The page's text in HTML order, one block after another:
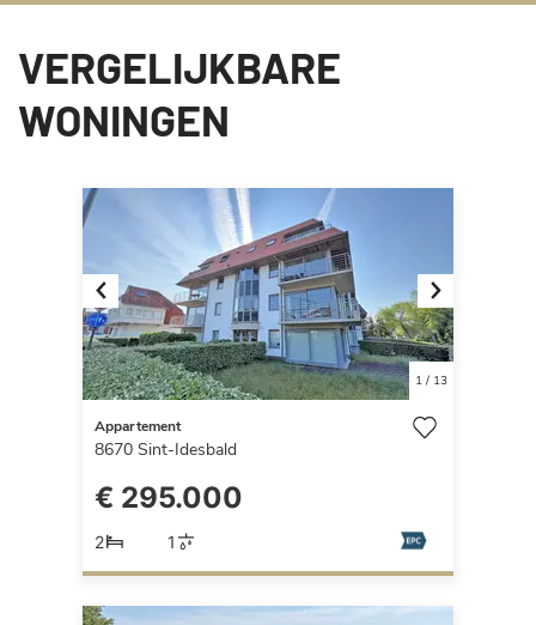
VERGELIJKBARE
WONINGEN
Previous Next
1/ 13
Appartement
8670 Sint-Idesbald
€ 295.000
2 1